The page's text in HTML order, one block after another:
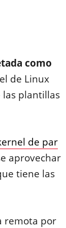
como
de Linux
las plantillas
de par
aprovechar
tiene las
remota por